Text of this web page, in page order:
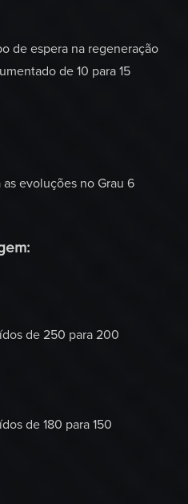
de espera na regeneração
de 10 para 15
evoluções no Grau 6
de 250 para 200
de 180 para 150